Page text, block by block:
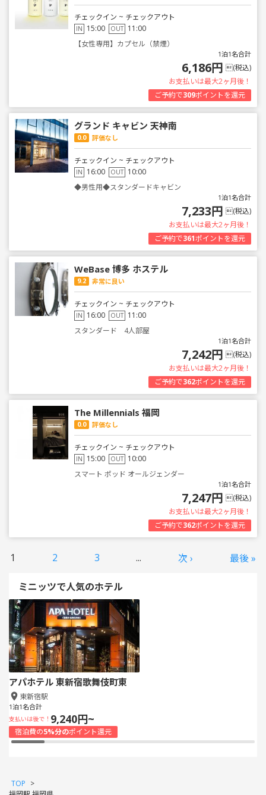
チェックイン ~ チェックアウト
IN 15:00 OUT 11:00
【女性専用】カプセル（禁煙）
1泊1名合計
6,186円 (税込)
お支払いは最大2ヶ月後！
ご予約で309ポイントを還元
グランド キャビン 天神南
0.0 評価なし
チェックイン ~ チェックアウト
IN 16:00 OUT 10:00
◆男性用◆スタンダードキャビン
1泊1名合計
7,233円 (税込)
お支払いは最大2ヶ月後！
ご予約で361ポイントを還元
WeBase 博多 ホステル
9.2 非常に良い
チェックイン ~ チェックアウト
IN 16:00 OUT 11:00
スタンダード 4人部屋
1泊1名合計
7,242円 (税込)
お支払いは最大2ヶ月後！
ご予約で362ポイントを還元
The Millennials 福岡
0.0 評価なし
チェックイン ~ チェックアウト
IN 15:00 OUT 10:00
スマート ポッド オールジェンダー
1泊1名合計
7,247円 (税込)
お支払いは最大2ヶ月後！
ご予約で362ポイントを還元
1 2 3 ... 次 › 最後 »
ミニッツで人気のホテル
アパホテル 東新宿歌舞伎町東
東新宿駅
1泊1名合計
支払いは後で！ 9,240円~
宿泊費の5%分のポイント還元
TOP >